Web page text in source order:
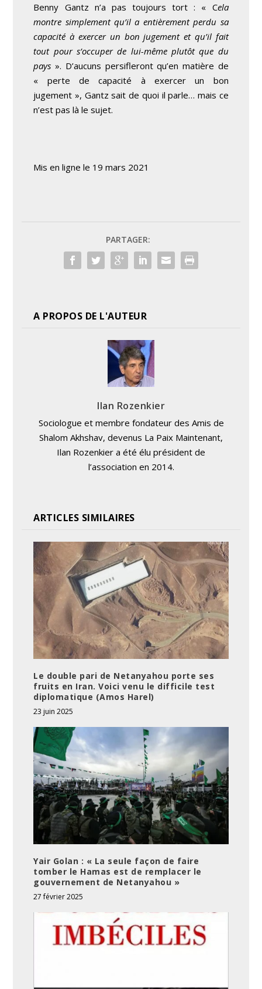
Benny Gantz n’a pas toujours tort : « Cela
montre simplement qu’il a entièrement perdu sa
capacité à exercer un bon jugement et qu’il fait
tout pour s’occuper de lui-même plutôt que du
pays ». D’aucuns persifleront qu’en matière de
« perte de capacité à exercer un bon
jugement », Gantz sait de quoi il parle… mais ce
n’est pas là le sujet.
Mis en ligne le 19 mars 2021
PARTAGER:
A PROPOS DE L'AUTEUR
Ilan Rozenkier
Sociologue et membre fondateur des Amis de
Shalom Akhshav, devenus La Paix Maintenant,
Ilan Rozenkier a été élu président de
l’association en 2014.
ARTICLES SIMILAIRES
Le double pari de Netanyahou porte ses
fruits en Iran. Voici venu le difficile test
diplomatique (Amos Harel)
23 juin 2025
Yair Golan : « La seule façon de faire
tomber le Hamas est de remplacer le
gouvernement de Netanyahou »
27 février 2025